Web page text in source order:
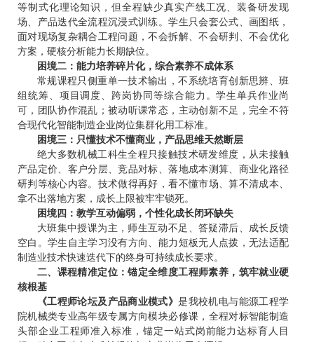
等制式化理论知识，但全程缺少真实产线工况、装备研发现
场、产品迭代全流程沉浸式训练。学生只会套公式、画图纸，
面对现场复杂耦合工程问题，不会拆解、不会研判、不会优化
方案，硬核分析能力长期缺位。
困境二：能力培养碎片化，综合素养不成体系
常规课程只侧重单一技术输出，不系统培育创新思辨、班
组统筹、项目调度、跨岗协同等综合能力。学生单兵作业尚
可，团队协作混乱；被动听课常态，主动创新不足，完全不符
合现代化智能制造企业岗位集群化用工标准。
困境三：只懂技术不懂商业，产品思维天然断层
绝大多数机械工科生全程只接触技术研发维度，从未接触
产品定价、客户分层、竞品对标、落地成本测算、商业化路径
研判等核心内容。技术做得再好，看不懂市场、算不清成本、
拿不出落地方案，成长上限被牢牢锁死。
困境四：教学互动偏弱，个性化成长闭环缺失
大班集中授课为主，师生互动不足、答疑滞后、成长反馈
空白。学生自主学习没有方向、能力短板无人点拨，无法适配
制造业技术快速迭代下的终身可持续成长要求。
二、课程精准定位：锚定全维度工程师素养，筑牢就业硬
核根基
《工程师论坛及产品商业模式》是我校机电与能源工程学
院机械类专业高年级专属方向模块必修课，全程对标智能制造
头部企业工程师准入标准，锚定一站式岗前能力达标育人目